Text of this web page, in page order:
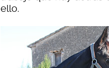
ello.